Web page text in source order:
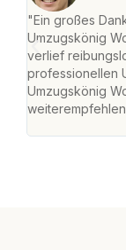
"Ein großes
Umzugskönig
verlief
professionellen
Umzugskönig